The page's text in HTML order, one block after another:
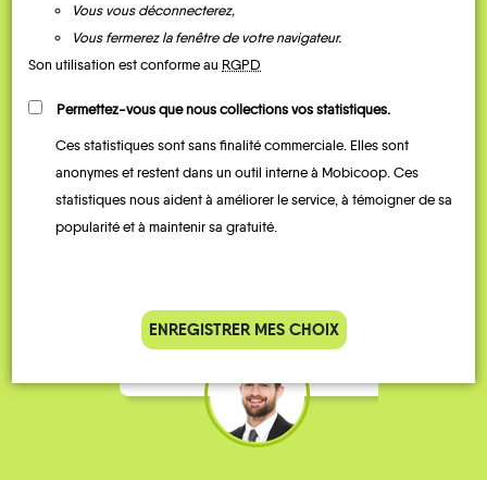
Je vais bosser en train, mais le
parking de la gare est toujours
complet alors j’ai testé Rezo
Stéphane 36 ans
Vous vous déconnecterez,
Vous fermerez la fenêtre de votre navigateur.
Son utilisation est conforme au RGPD
Permettez-vous que nous collections vos statistiques.
Ces statistiques sont sans finalité commerciale. Elles sont
anonymes et restent dans un outil interne à Mobicoop. Ces
statistiques nous aident à améliorer le service, à témoigner de sa
popularité et à maintenir sa gratuité.
ENREGISTRER MES CHOIX